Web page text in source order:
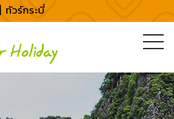
ทัวร์กระบี่